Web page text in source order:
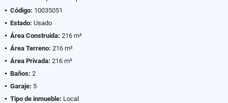
Código: 10035051
Estado: Usado
Área Construida: 216 m²
Área Terreno: 216 m²
Área Privada: 216 m²
Baños: 2
Garaje: 5
Tipo de inmueble: Local